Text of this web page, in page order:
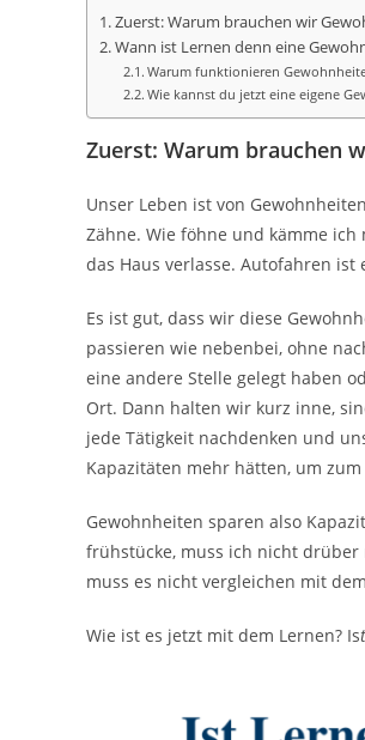
Zuerst: Warum brauchen wir
Wann ist Lernen denn eine
Warum funktionieren
Wie kannst du jetzt eine eigene
Zuerst: Warum brauchen
Unser Leben ist von
Zähne. Wie föhne und kämme
das Haus verlasse. Autofahren
Es ist gut, dass wir diese
passieren wie nebenbei, ohne
eine andere Stelle gelegt haben
Ort. Dann halten wir kurz inne,
jede Tätigkeit nachdenken und
Kapazitäten mehr hätten, um
Gewohnheiten sparen also
frühstücke, muss ich nicht drüber
muss es nicht vergleichen mit
Wie ist es jetzt mit dem Lernen? Is